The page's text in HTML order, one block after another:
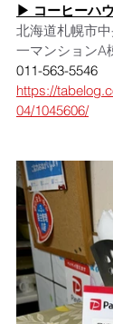
▶ コーヒーハ
北海道札幌市
一マンションA
011-563-5546
https://
04/1045606/